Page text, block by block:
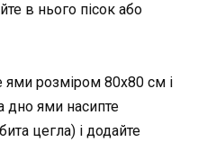
в нього пісок або
розміром 80х80 см і
дно ями насипте
цегла) і додайте